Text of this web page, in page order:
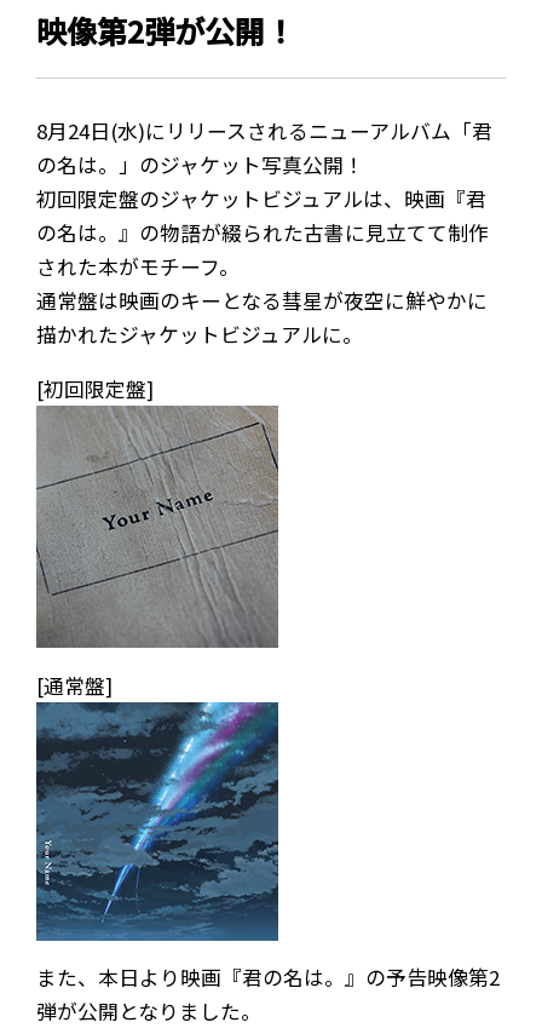
NEWS
MEDIA
LIVE
BIO
MUSIC
VIDEO
映像第2弾が公開！
8月24日(水)にリリースされるニューアルバム「君
の名は。」のジャケット写真公開！
初回限定盤のジャケットビジュアルは、映画『君
の名は。』の物語が綴られた古書に見立てて制作
された本がモチーフ。
通常盤は映画のキーとなる彗星が夜空に鮮やかに
描かれたジャケットビジュアルに。
[初回限定盤]
[通常盤]
また、本日より映画『君の名は。』の予告映像第2
弾が公開となりました。